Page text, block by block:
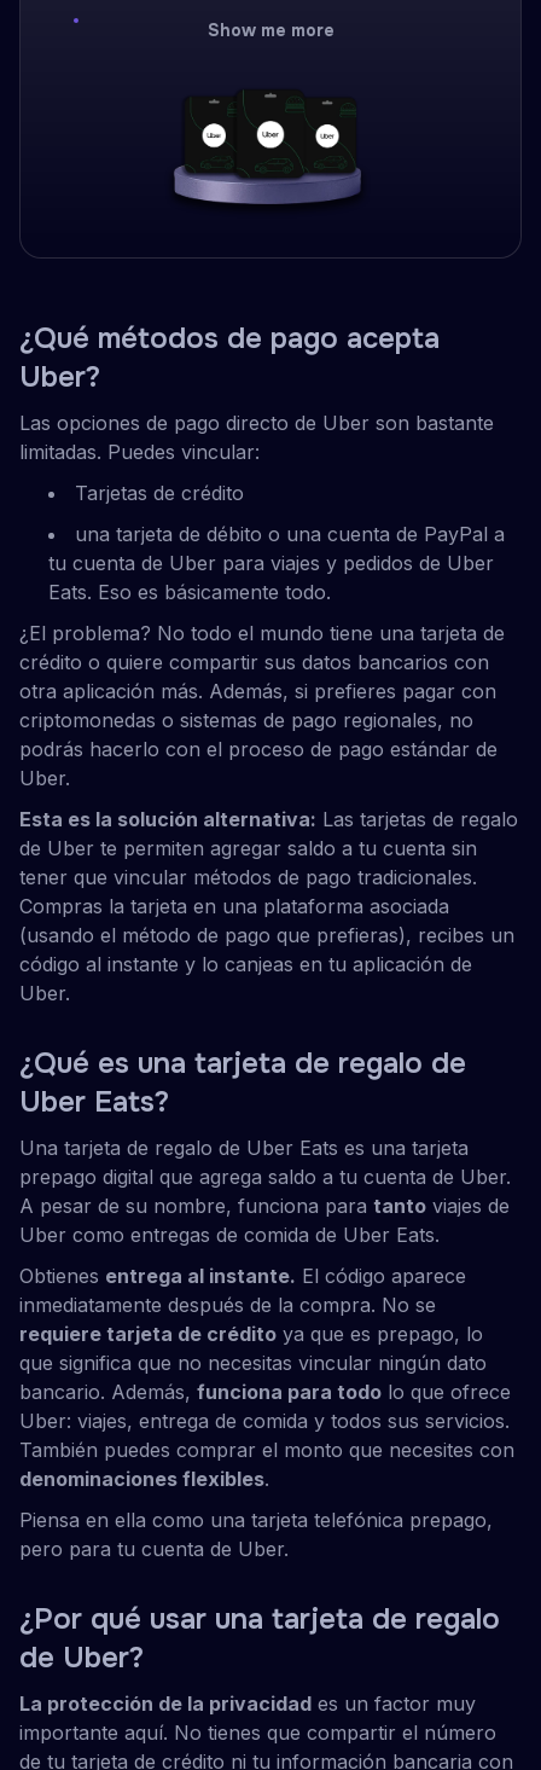
Show me more
¿Qué métodos de pago acepta
Uber?
Las opciones de pago directo de Uber son bastante
limitadas. Puedes vincular:
Tarjetas de crédito
una tarjeta de débito o una cuenta de PayPal a
tu cuenta de Uber para viajes y pedidos de Uber
Eats. Eso es básicamente todo.
¿El problema? No todo el mundo tiene una tarjeta de
crédito o quiere compartir sus datos bancarios con
otra aplicación más. Además, si prefieres pagar con
criptomonedas o sistemas de pago regionales, no
podrás hacerlo con el proceso de pago estándar de
Uber.
Esta es la solución alternativa: Las tarjetas de regalo
de Uber te permiten agregar saldo a tu cuenta sin
tener que vincular métodos de pago tradicionales.
Compras la tarjeta en una plataforma asociada
(usando el método de pago que prefieras), recibes un
código al instante y lo canjeas en tu aplicación de
Uber.
¿Qué es una tarjeta de regalo de
Uber Eats?
Una tarjeta de regalo de Uber Eats es una tarjeta
prepago digital que agrega saldo a tu cuenta de Uber.
A pesar de su nombre, funciona para tanto viajes de
Uber como entregas de comida de Uber Eats.
Obtienes entrega al instante. El código aparece
inmediatamente después de la compra. No se
requiere tarjeta de crédito ya que es prepago, lo
que significa que no necesitas vincular ningún dato
bancario. Además, funciona para todo lo que ofrece
Uber: viajes, entrega de comida y todos sus servicios.
También puedes comprar el monto que necesites con
denominaciones flexibles.
Piensa en ella como una tarjeta telefónica prepago,
pero para tu cuenta de Uber.
¿Por qué usar una tarjeta de regalo
de Uber?
La protección de la privacidad es un factor muy
importante aquí. No tienes que compartir el número
de tu tarjeta de crédito ni tu información bancaria con